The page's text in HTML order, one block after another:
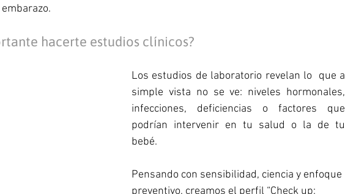
hacerte estudios clínicos?
Los estudios de laboratorio revelan lo  que a
simple vista no se ve: niveles hormonales,
infecciones, deficiencias o factores que
podrían intervenir en tu salud o la de tu
bebé.
Pensando con sensibilidad, ciencia y enfoque
preventivo, creamos el perfil “Check up: